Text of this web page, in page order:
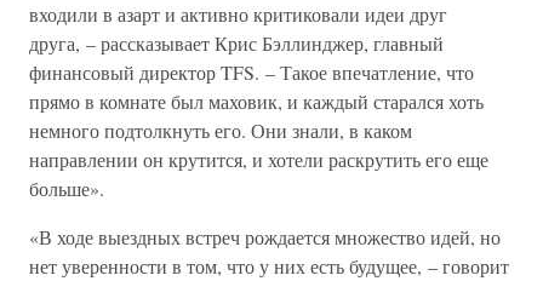
входили в азарт и активно критиковали идеи друг
друга, – рассказывает Крис Бэллинджер, главный
финансовый директор TFS. – Такое впечатление, что
прямо в комнате был маховик, и каждый старался хоть
немного подтолкнуть его. Они знали, в каком
направлении он крутится, и хотели раскрутить его еще
больше».
«В ходе выездных встреч рождается множество идей, но
нет уверенности в том, что у них есть будущее, – говорит